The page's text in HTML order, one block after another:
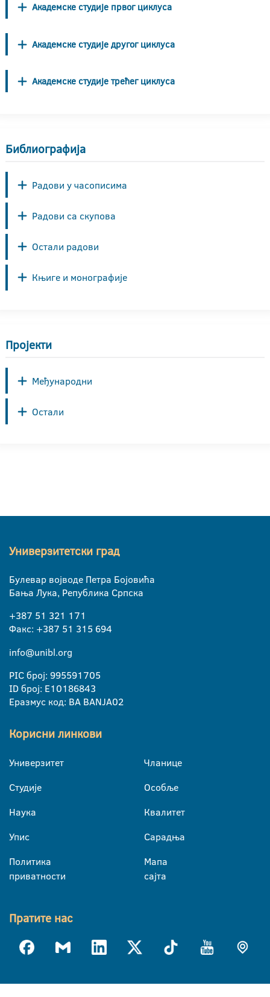
Академске студије првог циклуса
Академске студије другог циклуса
Академске студије трећег циклуса
Библиографија
Радови у часописима
Радови са скупова
Остали радови
Књиге и монографије
Пројекти
Међународни
Остали
Универзитетски град
Булевар војводе Петра Бојовића
Бања Лука, Република Српска
+387 51 321 171
Факс: +387 51 315 694
info@unibl.org
PIC број: 995591705
ID број: E10186843
Еразмус код: BA BANJA02
Корисни линкови
Универзитет
Студије
Наука
Упис
Политика
приватности
Чланице
Особље
Квалитет
Сарадња
Мапа
сајта
Пратите нас